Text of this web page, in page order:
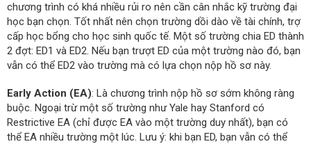
chương trình có khá nhiều rủi ro nên cần cân nhắc kỹ trường đại
học bạn chọn. Tốt nhất nên chọn trường dồi dào về tài chính, trợ
cấp học bổng cho học sinh quốc tế. Một số trường chia ED thành
2 đợt: ED1 và ED2. Nếu bạn trượt ED của một trường nào đó, bạn
vẫn có thể ED2 vào trường mà có lựa chọn nộp hồ sơ này.
Early Action (EA): Là chương trình nộp hồ sơ sớm không ràng
buộc. Ngoại trừ một số trường như Yale hay Stanford có
Restrictive EA (chỉ được EA vào một trường duy nhất), bạn có
thể EA nhiều trường một lúc. Lưu ý: khi bạn ED, bạn vẫn có thể